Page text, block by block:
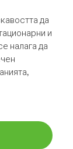
да
и
налага да